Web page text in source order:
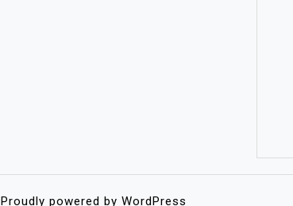
Proudly powered by WordPress